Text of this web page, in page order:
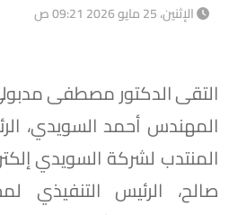
الإثنين، 25 مايو 2026 09:21 ص
التقى الدكتور مصطفى
المهندس أحمد السويدي،
المنتدب لشركة السويدي
صالح، الرئيس التنفيذي